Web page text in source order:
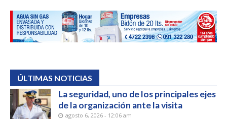
ÚLTIMAS NOTICIAS
La seguridad, uno de los principales ejes
de la organización ante la visita
agosto 6, 2026 - 12:06 am